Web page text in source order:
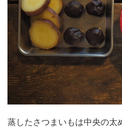
蒸したさつまいもは中央の太